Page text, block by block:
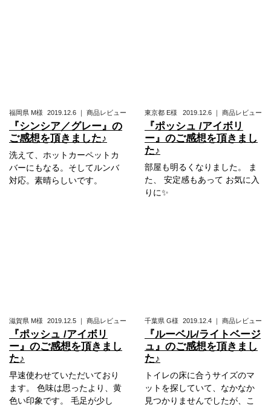
福岡県 M様 2019.12.6 ｜ 商品レビュー
『シンシア／グレー』の
ご感想を頂きました♪
洗えて、ホットカーペットカ
バーにもなる。そしてルンバ
対応。素晴らしいです。
東京都 E様 2019.12.6 ｜ 商品レビュー
『ポッシュ /アイボリ
ー』のご感想を頂きまし
た♪
部屋も明るくなりました。 ま
た、 安定感もあって お気に入
りに✨
滋賀県 M様 2019.12.5 ｜ 商品レビュー
『ポッシュ /アイボリ
ー』のご感想を頂きまし
た♪
早速使わせていただいており
ます。 色味は思ったより、黄
色い印象です。 毛足が少し
千葉県 G様 2019.12.4 ｜ 商品レビュー
『ルーベル/ライトベージ
ュ』のご感想を頂きまし
た♪
トイレの床に合うサイズのマ
ットを探していて、なかなか
見つかりませんでしたが、こ